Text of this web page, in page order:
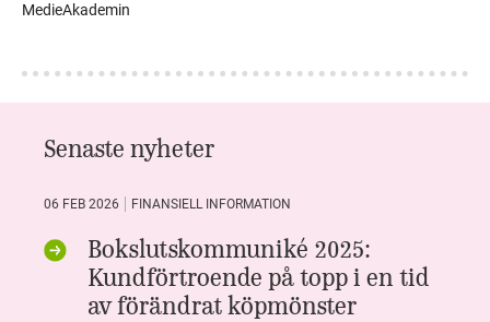
MedieAkademin
Senaste nyheter
06 FEB 2026 FINANSIELL INFORMATION
Bokslutskommuniké 2025:
Kundförtroende på topp i en tid
av förändrat köpmönster